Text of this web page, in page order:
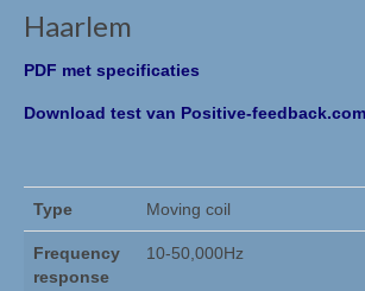
EMT algemeen
EMT Tondose
EMT HiFi
Holfi
Merken
Haarlem
PDF met specificaties
Download test van Positive-feedback.com
Type Moving coil
Frequency
response
10-50,000Hz